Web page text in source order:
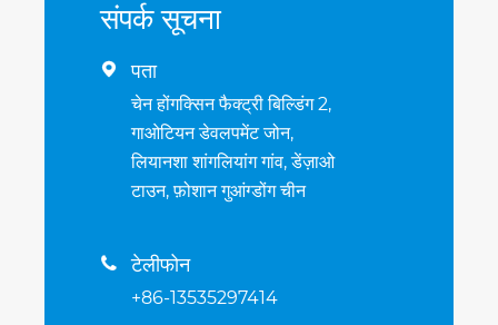
संपर्क सूचना
 पता
चेन होंगक्सिन फैक्ट्री बिल्डिंग 2,
गाओटियन डेवलपमेंट जोन,
लियानशा शांगलियांग गांव, डेंज़ाओ
टाउन, फ़ोशान गुआंग्डोंग चीन
 टेलीफोन
+86-13535297414